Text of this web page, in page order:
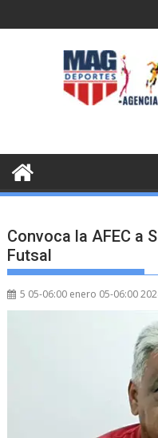
al
Convoca la AFEC a
Futsal
5 05-06:00 enero 05-06:00